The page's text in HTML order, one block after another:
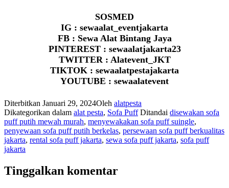
SOSMED
IG : sewaalat_eventjakarta
FB : Sewa Alat Bintang Jaya
PINTEREST : sewaalatjakarta23
TWITTER : Alatevent_JKT
TIKTOK : sewaalatpestajakarta
YOUTUBE : sewaalatevent
Diterbitkan Januari 29, 2024Oleh alatpesta
Dikategorikan dalam alat pesta, Sofa Puff Ditandai disewakan sofa
puff putih mewah murah, menyewakakan sofa puff suingle,
penyewaan sofa puff putih berkelas, persewaan sofa puff berkualitas
jakarta, rental sofa puff jakarta, sewa sofa puff jakarta, sofa puff
jakarta
Tinggalkan komentar